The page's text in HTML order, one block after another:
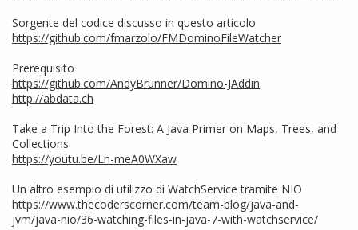
Sorgente del codice discusso in questo articolo
https://github.com/fmarzolo/FMDominoFileWatcher
Prerequisito
https://github.com/AndyBrunner/Domino-JAddin
http://abdata.ch
Take a Trip Into the Forest: A Java Primer on Maps, Trees, and
Collections
https://youtu.be/Ln-meA0WXaw
Un altro esempio di utilizzo di WatchService tramite NIO
https://www.thecoderscorner.com/team-blog/java-and-
jvm/java-nio/36-watching-files-in-java-7-with-watchservice/